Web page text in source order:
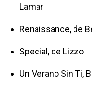
Lamar
Renaissance, de
Special, de Lizzo
Un Verano Sin Ti,